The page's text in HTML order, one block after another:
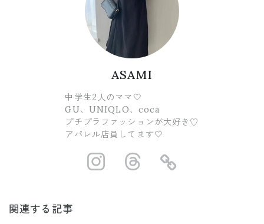
ASAMI
中学生2人のママ🤍
GU、UNIQLO、coca
プチプラファッションが大好き♡
アパレル店員してます🤍
https://https://
関連する記事